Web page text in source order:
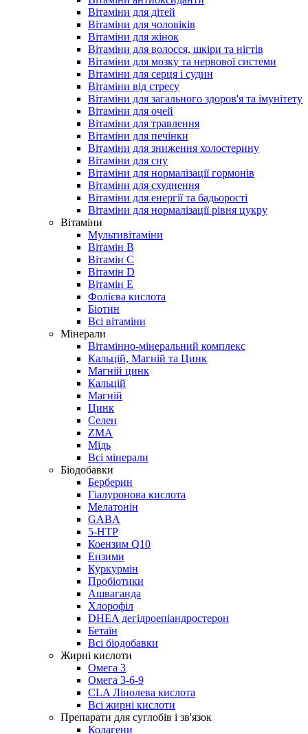
Вітаміни для дітей
Вітаміни для чоловіків
Вітаміни для жінок
Вітаміни для волосся, шкіри та нігтів
Вітаміни для мозку та нервової системи
Вітаміни для серця і судин
Вітаміни від стресу
Вітаміни для загального здоров'я та імунітету
Вітаміни для очей
Вітаміни для травлення
Вітаміни для печінки
Вітаміни для зниження холостерину
Вітаміни для сну
Вітаміни для нормалізації гормонів
Вітаміни для схуднення
Вітаміни для енергії та бадьорості
Вітаміни для нормалізації рівня цукру
Вітаміни
Мультивітаміни
Вітамін B
Вітамін C
Вітамін D
Вітамін E
Фолієва кислота
Біотин
Всі вітаміни
Мінерали
Вітамінно-мінеральний комплекс
Кальцій, Магній та Цинк
Магній цинк
Кальцій
Магній
Цинк
Селен
ZMA
Мідь
Всі мінерали
Біодобавки
Берберин
Гіалуронова кислота
Мелатонін
GABA
5-HTP
Коензим Q10
Ензими
Куркурмін
Пробіотики
Ашваганда
Хлорофіл
DHEA дегідроепіандростерон
Бетаїн
Всі біодобавки
Жирні кислоти
Омега 3
Омега 3-6-9
CLA Лінолева кислота
Всі жирні кислоти
Препарати для суглобів і зв'язок
Колагени